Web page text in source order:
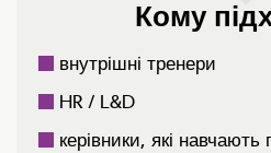
Кому
внутрішні тренери
HR / L&D
керівники, які навчають